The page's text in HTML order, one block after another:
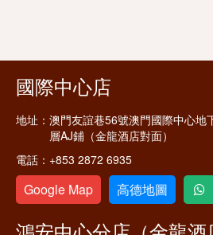
國際中心店
地址： 澳門友誼巷56號澳門國際中心地
層AJ鋪（金龍酒店對面）
電話： +853 2872 6935
Google Map 高德地圖